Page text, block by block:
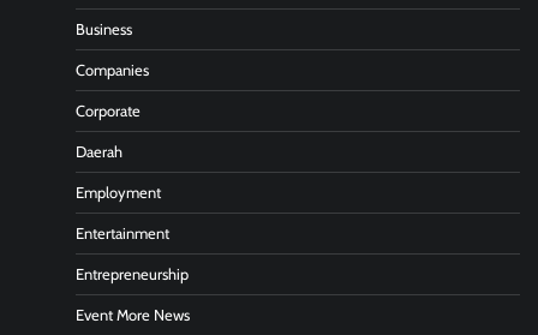
Business
Companies
Corporate
Daerah
Employment
Entertainment
Entrepreneurship
Event More News